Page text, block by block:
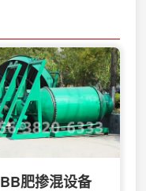
BB肥掺混设备